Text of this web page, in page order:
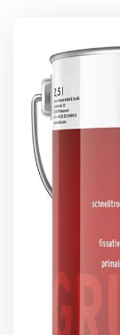
Bildergalerie
springen